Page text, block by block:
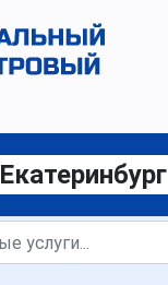
Екатеринбург